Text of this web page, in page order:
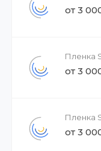
от 3
Пленка
от 3
Пленка
от 3